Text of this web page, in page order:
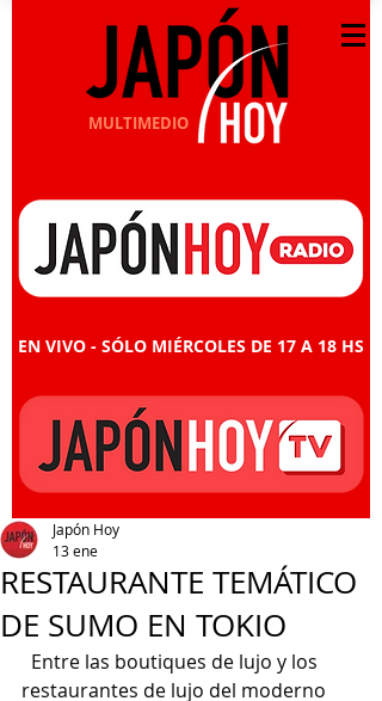
MULTIMEDIO
EN VIVO - SÓLO MIÉRCOLES DE 17 A 18 HS
RESTAURANTE TEMÁTICO
DE SUMO EN TOKIO
Japón Hoy
13 ene
Entre las boutiques de lujo y los
restaurantes de lujo del moderno